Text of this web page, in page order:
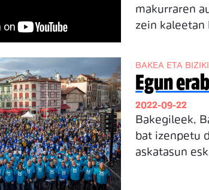
makurraren
zein kaleetan
BAKEA ETA
Egun
2022-09-22
Bakegileek,
bat izenpetu
askatasun